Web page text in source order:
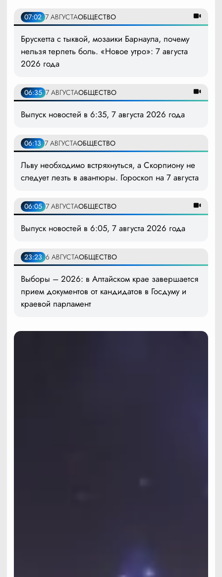
07:02 7 АВГУСТАОБЩЕСТВО
Брускетта с тыквой, мозаики Барнаула, почему
нельзя терпеть боль. «Новое утро»: 7 августа
2026 года
06:35 7 АВГУСТАОБЩЕСТВО
Выпуск новостей в 6:35, 7 августа 2026 года
06:13 7 АВГУСТАОБЩЕСТВО
Льву необходимо встряхнуться, а Скорпиону не
следует лезть в авантюры. Гороскоп на 7 августа
06:05 7 АВГУСТАОБЩЕСТВО
Выпуск новостей в 6:05, 7 августа 2026 года
23:23 6 АВГУСТАОБЩЕСТВО
Выборы – 2026: в Алтайском крае завершается
прием документов от кандидатов в Госдуму и
краевой парламент